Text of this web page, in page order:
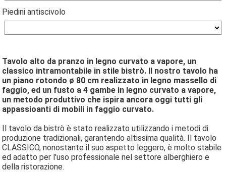
Piedini antiscivolo
Tavolo alto da pranzo in legno curvato a vapore, un
classico intramontabile in stile bistrò. Il nostro tavolo ha
un piano rotondo ø 80 cm realizzato in legno massello di
faggio, ed un fusto a 4 gambe in legno curvato a vapore,
un metodo produttivo che ispira ancora oggi tutti gli
appassioanti di mobili in faggio curvato.
Il tavolo da bistrò è stato realizzato utilizzando i metodi di
produzione tradizionali, garantendo altissima qualità. Il tavolo
CLASSICO, nonostante il suo aspetto leggero, è molto stabile
ed adatto per l'uso professionale nel settore alberghiero e
della ristorazione.